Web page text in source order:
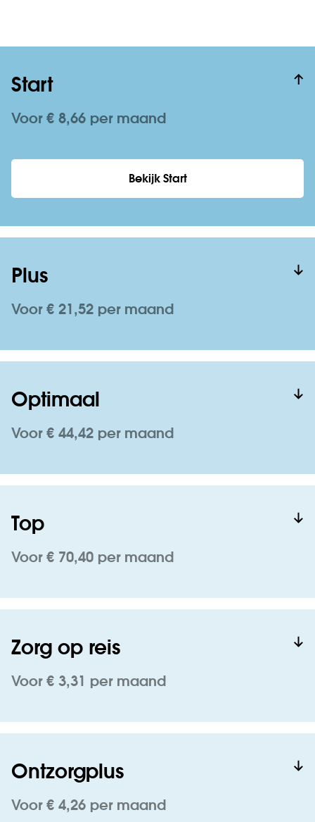
Start
Voor € 8,66 per maand
Bekijk Start
Plus
Voor € 21,52 per maand
Optimaal
Voor € 44,42 per maand
Top
Voor € 70,40 per maand
Zorg op reis
Voor € 3,31 per maand
Ontzorgplus
Voor € 4,26 per maand